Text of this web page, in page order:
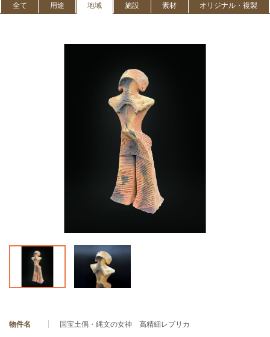
全て 用途 地域 施設 素材 オリジナル・複製
物件名 国宝土偶・縄文の女神 高精細レプリカ